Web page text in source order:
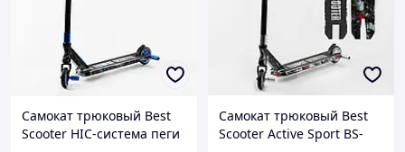
Самокат трюковый Best
Scooter HIC-система пеги
Самокат трюковый Best
Scooter Active Sport BS-